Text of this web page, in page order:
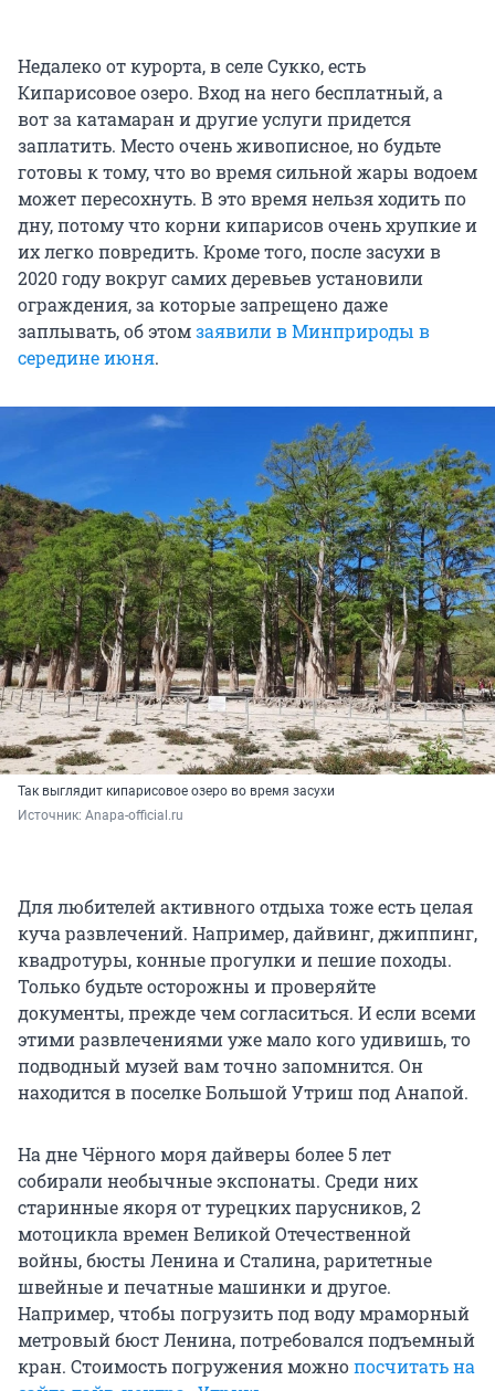
Недалеко от курорта, в селе Сукко, есть
Кипарисовое озеро. Вход на него бесплатный, а
вот за катамаран и другие услуги придется
заплатить. Место очень живописное, но будьте
готовы к тому, что во время сильной жары водоем
может пересохнуть. В это время нельзя ходить по
дну, потому что корни кипарисов очень хрупкие и
их легко повредить. Кроме того, после засухи в
2020 году вокруг самих деревьев установили
ограждения, за которые запрещено даже
заплывать, об этомзаявили в Минприроды в
середине июня.
Так выглядит кипарисовое озеро во время засухи
Источник: Аnapa-official.ru
Для любителей активного отдыха тоже есть целая
куча развлечений. Например, дайвинг, джиппинг,
квадротуры, конные прогулки и пешие походы.
Только будьте осторожны и проверяйте
документы, прежде чем согласиться. И если всеми
этими развлечениями уже мало кого удивишь, то
подводный музей вам точно запомнится. Он
находится в поселке Большой Утриш под Анапой.
На дне Чёрного моря дайверы более 5 лет
собирали необычные экспонаты. Среди них
старинные якоря от турецких парусников, 2
мотоцикла времен Великой Отечественной
войны, бюсты Ленина и Сталина, раритетные
швейные и печатные машинки и другое.
Например, чтобы погрузить под воду мраморный
метровый бюст Ленина, потребовался подъемный
кран. Стоимость погружения можнопосчитать на